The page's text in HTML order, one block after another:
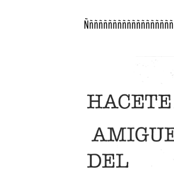
Ñññññññññññññññññññ